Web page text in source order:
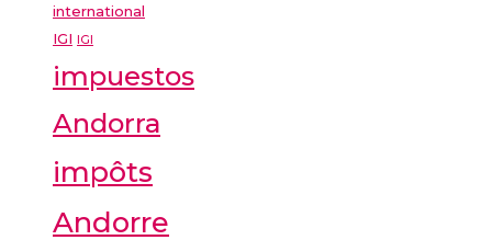
international
IGI IGI
impuestos
Andorra
impôts
Andorre